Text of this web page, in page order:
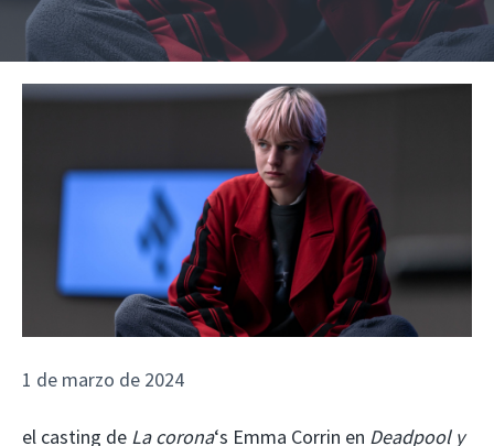
1 de marzo de 2024
el casting de La corona‘s Emma Corrin en Deadpool y